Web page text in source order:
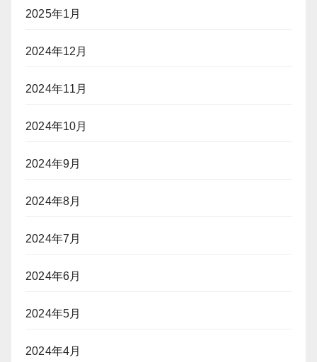
2025年1月
2024年12月
2024年11月
2024年10月
2024年9月
2024年8月
2024年7月
2024年6月
2024年5月
2024年4月